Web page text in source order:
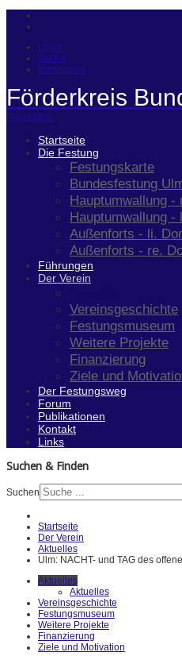
Login
Suche
Impressum
Förderkreis
Navigation
Startseite
Die Festung
Festungskarte
Bundesfestung
Hauptumwallung -
Hauptumwallung -
Außenforts - li.
Außenforts - re.
Führungen
Der Verein
Vereinsgeschichte
Festungsmuseum
Weitere Projekte
Finanzierung
Ziele und
Der Festungsweg
Forum
Publikationen
Kontakt
Links
Suchen & Finden
Suchen
Startseite
Der Verein
Aktuelles
Ulm: NACHT- und TAG des
Aktuelles
Aktuelles
Vereinsgeschichte
Festungsmuseum
Weitere Projekte
Finanzierung
Ziele und Motivation